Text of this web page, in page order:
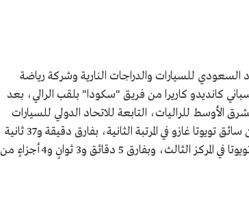
للسيارات والدراجات النارية وشركة رياضة
كانديدو كاريرا من فريق "سكودا" بلقب الرالي، بعد
فوزًا في جولات بطولة الشرق الأوسط للراليات، التابعة للاتحاد الدولي للسيارات
"فيا". وفي منافسات المرحلة الثانية، حلّ الفنلندي يوهو هانينن سائق تويوتا غازو في المرتبة الثانية، بفارق دقيقة و37 ثانية
و4 أجزاء من الثانية، فيما جاء السعودي راكان الراشد سائق تويوتا في المركز الثالث، وبفارق 5 دقائق و3 ثوانٍ و4 أجزاءٍ من